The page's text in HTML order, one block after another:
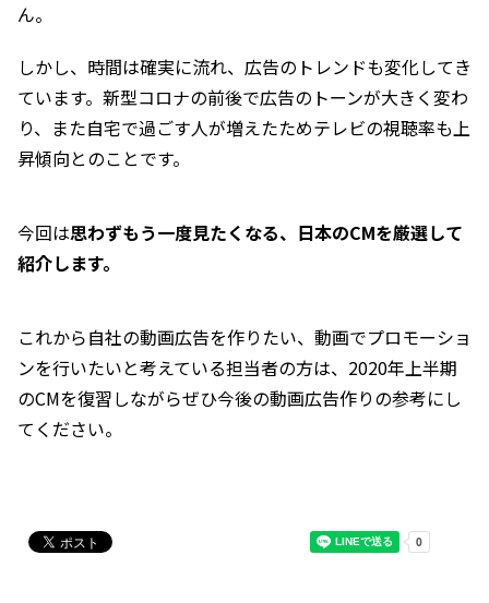
ん。
しかし、時間は確実に流れ、広告のトレンドも変化してき
ています。新型コロナの前後で広告のトーンが大きく変わ
り、また自宅で過ごす人が増えたためテレビの視聴率も上
昇傾向とのことです。
今回は思わずもう一度見たくなる、日本のCMを厳選して
紹介します。
これから自社の動画広告を作りたい、動画でプロモーショ
ンを行いたいと考えている担当者の方は、2020年上半期
のCMを復習しながらぜひ今後の動画広告作りの参考にし
てください。